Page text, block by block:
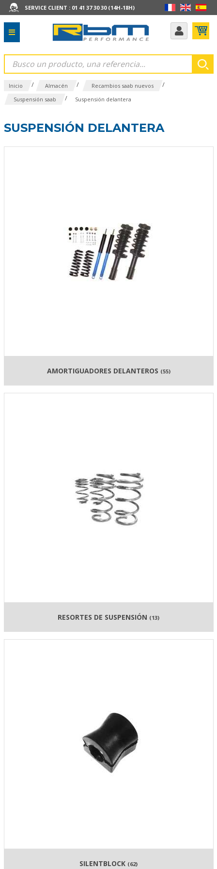
SERVICE CLIENT : 01 41 37 30 30 (14H-18H)
Inicio / Almacén / Recambios saab nuevos /
Suspensión saab / Suspensión delantera
SUSPENSIÓN DELANTERA
AMORTIGUADORES DELANTEROS (55)
RESORTES DE SUSPENSIÓN (13)
SILENTBLOCK (62)